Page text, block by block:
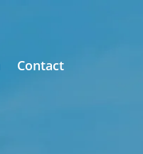
Contact